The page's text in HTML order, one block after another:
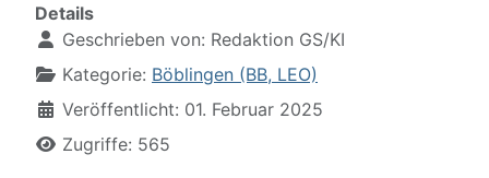
Details
Geschrieben von: Redaktion GS/KI
Kategorie: Böblingen (BB, LEO)
Veröffentlicht: 01. Februar 2025
Zugriffe: 565